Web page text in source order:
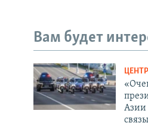
Вам будет
Азии